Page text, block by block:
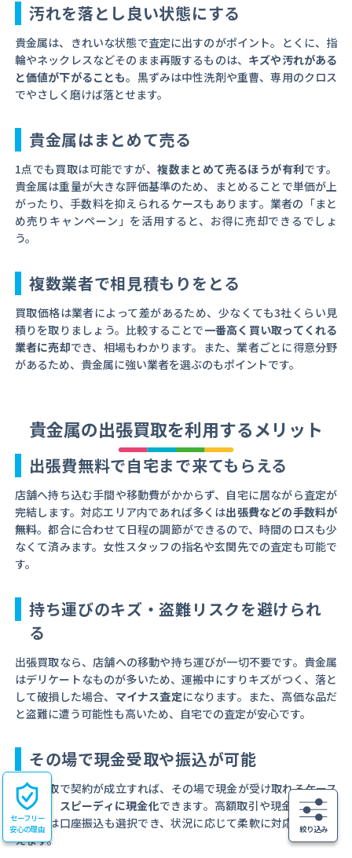
絞り込み
汚れを落とし良い状態にする
貴金属は、きれいな状態で査定に出すのがポイント。とくに、指
輪やネックレスなどそのまま再販するものは、 キズや汚れがある
と価値が下がることも。黒ずみは中性洗剤や重曹、専用のクロス
でやさしく磨けば落とせます。
貴金属はまとめて売る
1点でも買取は可能ですが、複数まとめて売るほうが有利です。
貴金属は重量が大きな評価基準のため、まとめることで単価が上
がったり、手数料を抑えられるケースもあります。業者の「まと
め売りキャンペーン」を活用すると、お得に売却できるでしょ
う。
複数業者で相見積もりをとる
買取価格は業者によって差があるため、少なくても3社くらい見
積りを取りましょう。比較することで一番高く買い取ってくれる
業者に売却でき、相場もわかります。また、業者ごとに得意分野
があるため、貴金属に強い業者を選ぶのもポイントです。
貴金属の出張買取を利用するメリット
出張費無料で自宅まで来てもらえる
店舗へ持ち込む手間や移動費がかからず、自宅に居ながら査定が
完結します。対応エリア内であれば多くは出張費などの手数料が
無料。都合に合わせて日程の調節ができるので、時間のロスも少
なくて済みます。女性スタッフの指名や玄関先での査定も可能で
す。
持ち運びのキズ・盗難リスクを避けられ
る
出張買取なら、店舗への移動や持ち運びが一切不要です。貴金属
はデリケートなものが多いため、運搬中にすりキズがつく、落と
して破損した場合、 マイナス査定になります。また、高価な品だ
と盗難に遭う可能性も高いため、自宅での査定が安心です。
その場で現金受取や振込が可能
出張買取で契約が成立すれば、その場で現金が受け取れるケース
が多く、
スピーディに現金化できます。高額取引や現金受取が不
安な方は口座振込も選択でき、状況に応じて柔軟に対応してもら
えます。
セーフリー
安心の理由